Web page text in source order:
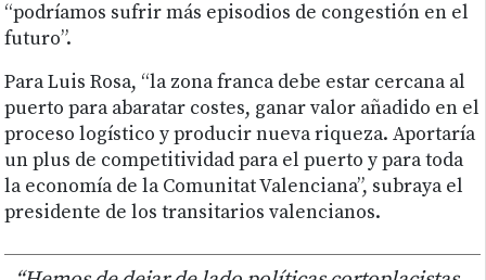
“podríamos sufrir más episodios de congestión en el
futuro”.
Para Luis Rosa, “la zona franca debe estar cercana al
puerto para abaratar costes, ganar valor añadido en el
proceso logístico y producir nueva riqueza. Aportaría
un plus de competitividad para el puerto y para toda
la economía de la Comunitat Valenciana”, subraya el
presidente de los transitarios valencianos.